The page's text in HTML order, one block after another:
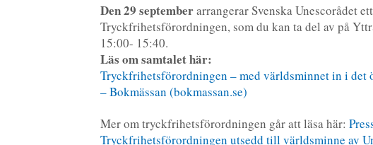
Den 29 septemberarrangerar Svenska Unescorådet
Tryckfrihetsförordningen, som du kan ta del av på
15:00- 15:40.
Läs om samtalet här:
Tryckfrihetsförordningen – med världsminnet in i det
– Bokmässan (bokmassan.se)
Mer om tryckfrihetsförordningen går att läsa här:
Tryckfrihetsförordningen utsedd till världsminne av